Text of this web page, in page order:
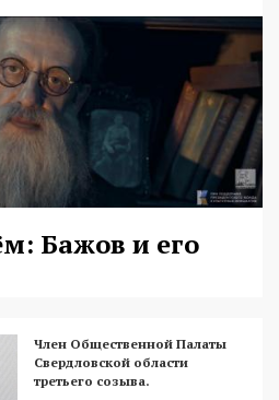
Бажов и его
Член Общественной Палаты
Свердловской области
третьего созыва.